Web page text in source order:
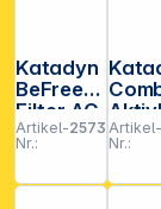
Katadyn
BeFree
Filter AC
1,0L blau
Artikel-
Nr.:
257373
e
pack 2
Stk.
Artikel-
Nr.: